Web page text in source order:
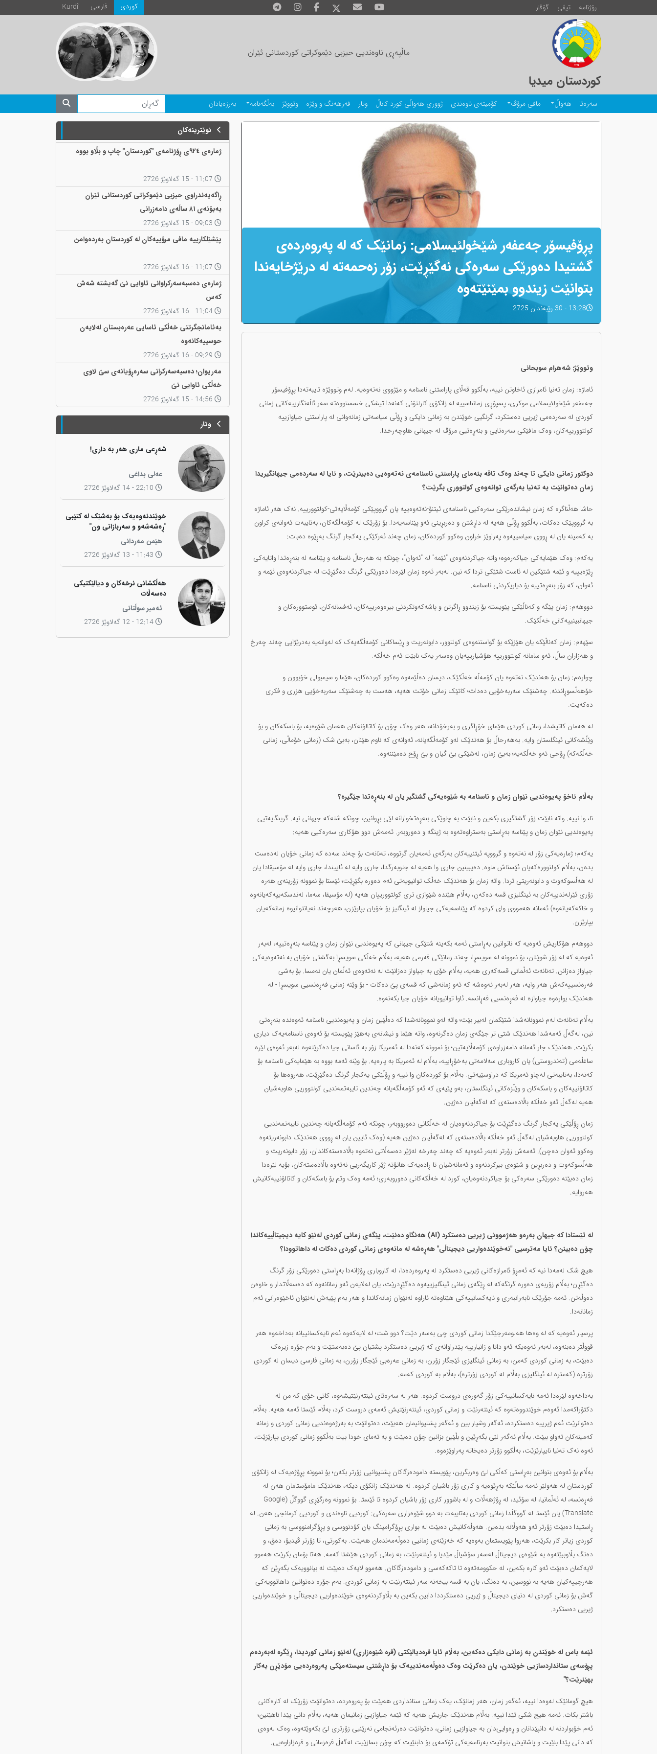
رۆژنامە تیڤی گۆڤار Kurdî فارسی كوردی
کوردستان میدیا
ماڵپەڕی ناوەندیی حیزبی دێموکراتی کوردستانی ئێران
سەرەتا هەواڵ مافی مرۆڤ کۆمیتەی ناوەندی ژووری هەواڵی کورد کاناڵ وتار فەرهەنگ و وێژە وتووێژ بەڵگەنامە بەرزەیادان
پڕۆفیسۆر جەعفەر شێخولئیسلامی: زمانێک کە لە پەروەردەی
گشتیدا دەورێکی سەرەکی نەگێڕێت، زۆر زەحمەتە لە درێژخایەندا
بتوانێت زیندوو بمێنێتەوە
13:28 - 30 رێبەندان 2725
وتووێژ: شەهرام سوبحانی
ئاماژە: زمان تەنیا ئامرازی ئاخاوتن نییە، بەڵکوو قەڵای پاراستنی ناسنامە و مێژووی نەتەوەیە. لەم وتووێژە تایبەتەدا پڕۆفیسۆر
جەعفەر شێخولئیسلامی موکری، پسپۆڕی زمانناسییە لە زانکۆی کارلتۆنی کەنەدا تیشکی خسستووەتە سەر ئاڵەنگارییەکانی زمانی
کوردی لە سەردەمی ژیریی دەستکرد، گرنگیی خوێندن بە زمانی دایکی و ڕۆڵی سیاسەتی زمانەوانی لە پاراستنی جیاوازییە
کولتوورییەکان، وەک مافێکی سەرەتایی و بنەڕەتیی مرۆڤ لە جیهانی هاوچەرخدا.
دوکتور زمانی دایکی تا چەند وەک تاقە بنەمای پاراستنی ناسنامەی نەتەوەیی دەبینرێت، و ئایا لە سەردەمی جیهانگیریدا
زمان دەتوانێت بە تەنیا بەرگەی توانەوەی کولتووری بگرێت؟
حاشا هەڵناگرە کە زمان نیشاندەرێکی سەرەکیی ناسنامەی ئیتنۆ-نەتەوەییە یان گرووپێکی کۆمەڵایەتی-کولتوورییە. نەک هەر ئاماژە
بە گرووپێک دەکات، بەڵکوو ڕۆڵی هەیە لە داڕشتن و دەربڕینی ئەو پێناسەیەدا. بۆ زۆرێک لە کۆمەڵگەکان، بەتایبەت ئەوانەی کراون
بە کەمینە یان لە ڕووی سیاسییەوە پەراوێز خراون وەکوو کوردەکان، زمان چەند ئەرکێکی یەکجار گرنگ بەڕێوە دەبات:
یەکەم: وەک هێمایەکی جیاکەرەوە؛ واتە جیاکردنەوەی "ئێمە" لە "ئەوان"، چونکە بە هەرحاڵ ناسنامە و پێناسە لە بنەڕەتدا واتایەکی
ڕێژەیییە و ئێمە شتێکین لە ئاست شتێکی تردا کە نین. لەبەر ئەوە زمان لێرەدا دەورێکی گرنگ دەگێڕێت لە جیاکردنەوەی ئێمە و
ئەوان، کە زۆر بنەڕەتییە بۆ دیاریکردنی ناسنامە.
دووهەم: زمان پێگە و کەناڵێکی پێویستە بۆ زیندوو ڕاگرتن و پاشەکەوتکردنی بیرەوەرییەکان، ئەفسانەکان، ئوستوورەکان و
جیهانبینییەکانی خەڵکێک.
سێهەم: زمان کەناڵێکە یان هێزێکە بۆ گواستنەوەی کولتوور، دابونەریت و ڕێساکانی کۆمەڵگەیەک کە لەوانەیە بەدرێژایی چەند چەرخ
و هەزاران ساڵ، ئەو سامانە کولتوورییە هۆشیارییەیان وەسەر یەک نابێت ئەم خەڵکە.
چوارەم: زمان بۆ هەندێک نەتەوە یان کۆمەڵە خەڵکێک، دیسان دەڵێمەوە وەکوو کوردەکان، هێما و سیمبولی خۆبوون و
خۆهەڵسوڕاندنە. چەشنێک سەربەخۆیی دەدات؛ کاتێک زمانی خۆتت هەیە، هەست بە چەشنێک سەربەخۆیی هزری و فکری
دەکەیت.
لە هەمان کاتیشدا، زمانی کوردی هێمای خۆڕاگری و بەرخۆدانە، هەر وەک چۆن بۆ کاتالۆنەکان هەمان شێوەیە، بۆ باسکەکان و بۆ
وێڵشەکانی ئینگلستان وایە. بەهەرحاڵ بۆ هەندێک لەو کۆمەڵگەیانە، ئەوانەی کە ناوم هێنان، بەبێ شک (زمانی خۆماڵی، زمانی
خەڵکەکە) ڕۆحی ئەو خەڵکەیە؛ بەبێ زمان، لەشێکی بێ گیان و بێ ڕۆح دەمێننەوە.
بەڵام ئاخۆ پەیوەندیی نێوان زمان و ناسنامە بە شێوەیەکی گشتگیر یان لە بنەڕەتدا جێگیرە؟
نا، وا نییە. واتە نابێت زۆر گشتگیری بکەین و نابێت بە چاوێکی بنەڕەتخوازانە لێی بڕوانین، چونکە شتەکە جیهانی نیە. گرینگایەتیی
پەیوەندیی نێوان زمان و پێناسە بەڕاستی بەستراوەتەوە بە ژینگە و دەوروبەر. ئەمەش دوو هۆکاری سەرەکیی هەیە:
یەکەم؛ ژمارەیەکی زۆر لە نەتەوە و گرووپە ئیتنییەکان بەرگەی ئەمەیان گرتووە، تەنانەت بۆ چەند سەدە کە زمانی خۆیان لەدەست
بدەن، بەڵام کولتوورەکەیان ئێستاش ماوە. دەیبینین جاری وا هەیە لە جلوبەرگدا، جاری وایە لە ئاییندا، جاری وایە لە مۆسیقادا یان
لە هەڵسوکەوت و دابونەریتی تردا. واتە زمان بۆ هەندێک خەڵک توانیویەتی ئەم دەورە بگێڕێت؛ ئێستا بۆ نموونە زۆرینەی هەرە
زۆری ئێرلەندییەکان بە ئینگلیزی قسە دەکەن، بەڵام هێندە شێوازی تری کولتوورییان هەیە (لە مۆسیقا، سەما، لەندسکەیپەکەیانەوە
و خاکەکەیانەوە) ئەمانە هەمووی وای کردوە کە پێناسەیەکی جیاواز لە ئینگلیز بۆ خۆیان بپارێزن، هەرچەند نەیانتوانیوە زمانەکەیان
بپارێزن.
دووهەم هۆکاریش ئەوەیە کە ناتوانین بەڕاستی ئەمە بکەینە شتێکی جیهانی کە پەیوەندیی نێوان زمان و پێناسە بنەڕەتییە، لەبەر
ئەوەیە کە لە زۆر شوێنان، بۆ نموونە لە سویسڕا، چەند زمانێکی فەرمی هەیە، بەڵام خەڵکی سویسڕا بەگشتی خۆیان بە نەتەوەیەکی
جیاواز دەزانن. تەنانەت ئەڵمانی قسەکەری هەیە، بەڵام خۆی بە جیاواز دەزانێت لە نەتەوەی ئەڵمان یان نەمسا. بۆ بەشی
فەرەنسییەکەش هەر وایە، هەر لەبەر ئەوەشە کە ئەو زمانەشی کە قسەی پێ دەکات - بۆ وێنە زمانی فەڕەنسیی سویسڕا - لە
هەندێک بوارەوە جیاوازە لە فەڕەنسیی فەڕانسە. ئاوا توانیویانە خۆیان جیا بکەنەوە.
بەڵام تەنانەت لەم نموونانەشدا شتێکمان لەبیر بێت؛ واتە لەو نموونانەشدا کە دەڵێین زمان و پەیوەندیی ناسنامە ئەوەندە بنەڕەتی
نین، لەگەڵ ئەمەشدا هەندێک شتی تر جێگەی زمان دەگرنەوە، واتە هێما و نیشانەی بەهێز پێویستە بۆ ئەوەی ناسنامەیەک دیاری
بکرێت. هەندێک جار ئەمانە دامەزراوەی کۆمەڵایەتین؛ بۆ نموونە کەنەدا لە ئەمریکا زۆر بە ئاسانی جیا دەکرێتەوە لەبەر ئەوەی لێرە
ساغڵەمی (تەندروستی) یان کاروباری سەلامەتی بەخۆڕاییە، بەڵام لە ئەمریکا بە پارەیە. بۆ وێنە ئەمە بووە بە هێمایەکی ناسنامە بۆ
کەنەدا، بەتایبەتی لەچاو ئەمریکا کە دراوسێیەتی. بەڵام بۆ کوردەکان وا نییە و ڕۆڵێکی یەکجار گرنگ دەگێڕێت، هەروەها بۆ
کاتالۆنییەکان و باسکەکان و وێڵزەکانی ئینگلستان، بەو پێیەی کە ئەو کۆمەڵگەیانە چەندین تایبەتمەندیی کولتووریی هاوبەشیان
هەیە لەگەڵ ئەو خەڵکە باڵادەستەی کە لەگەڵیان دەژین.
زمان ڕۆڵێکی یەکجار گرنگ دەگێڕێت بۆ جیاکردنەوەیان لە خەڵکانی دەورووبەر، چونکە ئەم کۆمەڵگەیانە چەندین تایبەتمەندیی
کولتووریی هاوبەشیان لەگەڵ ئەو خەڵکە باڵادەستەی کە لەگەڵیان دەژین هەیە (وەک ئایین یان لە ڕووی هەندێک دابونەریتەوە
وەکوو ئەوان دەچن). ئەمەش زۆرتر لەبەر ئەوەیە کە چەند چەرخە لەژێر دەسەڵاتی نەتەوە باڵادەستەکاندان، زۆر دابونەریت و
هەڵسوکەوت و دەربڕین و شێوەی بیرکردنەوە و ئەمانەشیان تا ڕادەیەک هاتۆتە ژێر کاریگەریی نەتەوە باڵادەستەکان، بۆیە لێرەدا
زمان دەبێتە دەورێکی سەرەکی بۆ جیاکردنەوەیان، کورد لە خەڵکەکانی دەوروبەری؛ ئەمە وەک وتم بۆ باسکەکان و کاتالۆنییەکانیش
هەروایە.
لە ئێستادا کە جیهان بەرەو هەژموونی ژیریی دەستکرد (AI) هەنگاو دەنێت، پێگەی زمانی کوردی لەنێو کایە دیجیتاڵییەکاندا
چۆن دەبینن؟ ئایا مەترسیی "نەخوێندەواریی دیجیتاڵی" هەڕەشە لە مانەوەی زمانی کوردی دەکات لە داهاتوودا؟
هیچ شک لەمەدا نیە کە ئەمڕۆ ئامرازەکانی ژیریی دەستکرد لە پەروەردەدا، لە کاروباری ڕۆژانەدا بەڕاستی دەورێکی زۆر گرنگ
دەگێڕن؛ بەڵام زۆربەی دەورە گرنگەکە لە ڕێگەی زمانی ئینگلیزییەوە دەگێڕدرێت، یان لەلایەن ئەو زمانانەوە کە دەسەڵاتدار و خاوەن
دەوڵەتن. ئەمە جۆرێک نابەرانبەری و نایەکسانییەکی هێناوەتە ئاراوە لەنێوان زمانەکاندا و هەر بەم پێیەش لەنێوان ئاخێوەرانی ئەم
زمانانەدا.
پرسیار ئەوەیە کە لە وەها هەلومەرجێکدا زمانی کوردی چی بەسەر دێت؟ دوو شت؛ لە لایەکەوە ئەم نایەکسانییانە بەداخەوە هەر
قووڵتر دەبنەوە، لەبەر ئەوەیکە ئەو داتا و زانیارییە پێدراوانەی کە ژیریی دەستکرد پشتیان پێ دەبەستێت و بەم جۆرە زیرەک
دەبێت، بە زمانی کوردی کەمن، بە زمانی ئینگلیزی ئێجگار زۆرن، بە زمانی عەرەبی ئێجگار زۆرن، بە زمانی فارسی دیسان لە کوردی
زۆرترە (کەمترە لە ئینگلیزی بەڵام لە کوردی زۆرترە)، بەڵام بە کوردی کەمە.
بەداخەوە لێرەدا ئەمە نایەکسانییەکی زۆر گەورەی دروست کردوە. هەر لە سەرەتای ئینتەرنێتیشەوە، کاتی خۆی کە من لە
دکتۆراکەمدا ئەوەم خوێندووەتەوە کە ئینتەرنێت و زمانی کوردی، ئینتەرنێتیش ئەمەی دروست کرد، بەڵام ئێستا ئەمە هەیە. بەڵام
دەتوانرێت ئەم ژیرییە دەستکردە، ئەگەر وشیار بین و ئەگەر پشتیوانیمان هەبێت، دەتوانێت بە بەرژەوەندیی زمانی کوردی و زمانە
کەمینەکان تەواو ببێت. بەڵام ئەگەر لێی بگەڕێین و بڵێین بزانین چۆن دەبێت و بە تەمای خودا بیت بەڵکوو زمانی کوردی بپارێزێت،
ئەوە نەک تەنیا نایپارێزێت، بەڵکوو زۆرتر دەیخاتە پەراوێزەوە.
بەڵام بۆ ئەوەی بتوانین بەڕاستی کەڵکی لێ وەربگرین، پێویستە دامودەزگاکان پشتیوانیی زۆرتر بکەن؛ بۆ نموونە پڕۆژەیەک لە زانکۆی
کوردستان لە هەولێر ئەمە ساڵێکە بەڕێوەیە و کاری زۆر باشیان کردوە. لە هەندێک زانکۆی دیکە، هەندێک مامۆستامان هەن لە
فەڕەنسە، لە ئەڵمانیا، لە سۆئید، لە ڕۆژهەڵات و لە باشوور کاری زۆر باشیان کردوە تا ئێستا. بۆ نموونە وەرگێڕی گووگڵ (Google
Translate) یان ئێستا لە گووگڵدا زمانی کوردی بەتایبەت بە دوو شێوەزاری سەرەکی: کوردیی ناوەندی و کوردیی کرمانجی هەن. لە
ڕاستیدا دەبێت زۆرتر ئەو هەوڵانە بدەین. هەوڵەکانیش دەبێت لە بواری پڕۆگرامینگ یان کۆدنووسی و پڕۆگرامنووسی بە زمانی
کوردی زیاتر کار بکرێت، هەروا پێویستمان بەوەیە کە خەزێنەی زمانیی دەوڵەمەندمان هەبێت. بەکورتی، تا زۆرتر ڤیدیۆ، دەق، و
دەنگ بڵاوببێتەوە بە شێوەی دیجیتاڵ لەسەر سۆشیاڵ مێدیا و ئینتەرنێت، بە زمانی کوردی هێشتا کەمە. هەتا بۆمان بکرێت هەموو
لایەکمان دەبێت ئەو کارە بکەین، لە حکوومەتەوە تا تاکەکەسی و دامودەزگاکان. هەموو لایەک دەبێت لە بیانوویەک بگەڕێن کە
هەرچییەکیان هەیە بە نووسین، بە دەنگ، یان بە قسە بیخەنە سەر ئینتەرنێت بە زمانی کوردی. بەم جۆرە دەتوانین داهاتوویەکی
گەش بۆ زمانی کوردی لە دنیای دیجیتاڵ و ژیریی دەستکرددا دابین بکەین بە بڵاوکردنەوەی خوێندەواریی دیجیتاڵی و خوێندەواریی
ژیریی دەستکرد.
ئێمە باس لە خوێندن بە زمانی دایکی دەکەین، بەڵام ئایا فرەدیالێکتی (فرە شێوەزاری) لەنێو زمانی کوردیدا، ڕێگرە لەبەردەم
پڕۆسەی ستانداردسازیی خوێندن، یان دەکرێت وەک دەوڵەمەندییەک بۆ داڕشتنی سیستەمێکی پەروەردەیی مۆدێڕن بەکار
بهێنرێت؟"
هیچ گومانێک لەوەدا نییە، ئەگەر زمان، هەر زمانێک، یەک زمانی ستانداردی هەبێت بۆ پەروەردە، دەتوانێت زۆرێک لە کارەکانی
باشتر بکات. ئەمە هیچ شکی تێدا نییە. بەڵام هەندێک جاریش هەیە کە ئێمە جیاوازیی زمانیمان هەیە، بەڵام دانی پێدا ناهێنین؛
ئەم خۆبواردنە لە دانپێدانان و ڕەوایی‌دان بە جیاوازیی زمانی، دەتوانێت دەرئەنجامی نەرێنیی زۆرتری لێ بکەوێتەوە، وەک لەوەی
کە دانی پێدا بنێیت و پاشانیش بتوانیت بەرنامەیەکی تۆکمەی بۆ دابنێیت کە چۆن بسازێیت لەگەڵ فرەزمانی و فرەزاراوەیی.
نوێترینەکان
ژمارەی ٩٢٤ی ڕۆژنامەی "کوردستان" چاپ و بڵاو بووە
ڕاگەیەندراوی حیزبی دێموکراتی کوردستانی ئێران
بەبۆنەی ٨١ ساڵەی دامەزرانی
پێشێلکارییە مافی مرۆییەکان لە کوردستان بەردەوامن
ژمارەی دەسبەسەرکراوانی ئاوایی نێ گەیشتە شەش
کەس
بەئامانجگرتنی خەڵکی ئاسایی عەرەبستان لەلایەن
حوسییەکانەوە
مەریوان؛ دەسبەسەرکرانی سەرەڕۆیانەی سێ لاوی
خەڵکی ئاوایی نێ
وتار
شەڕعی ماری هەر بە داری!
عەلی بداغی
22:10 - 14 گەلاوێژ 2726
خوێندنەوەیەک بۆ بەشێک لە کتێبی
"ڕەشەشەو و سەربازانی ون"
هێمن مەردانی
11:43 - 13 گەلاوێژ 2726
هەڵکشانی نرخەکان و دیالێکتیکی
دەسەڵات
ئەمیر سوڵتانی
12:14 - 12 گەلاوێژ 2726